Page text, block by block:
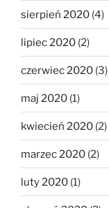
sierpień 2020 (4)
lipiec 2020 (2)
czerwiec 2020 (3)
maj 2020 (1)
kwiecień 2020 (2)
marzec 2020 (2)
luty 2020 (1)